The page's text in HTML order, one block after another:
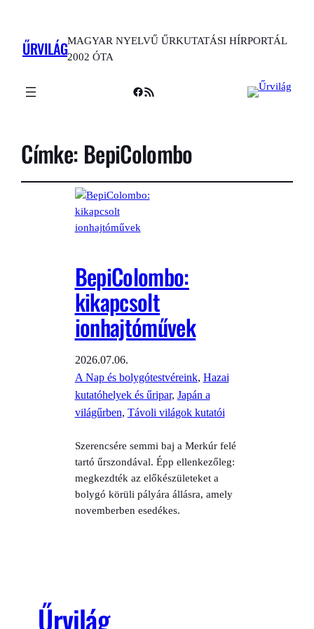
ŰRVILÁGMAGYAR NYELVŰ ŰRKUTATÁSI HÍRPORTÁL
2002 ÓTA
Facebook
RSS Feed
Címke: BepiColombo
BepiColombo:
kikapcsolt
ionhajtóművek
2026.07.06.
A Nap és bolygótestvéreink, Hazai
kutatóhelyek és űripar, Japán a
világűrben, Távoli világok kutatói
Szerencsére semmi baj a Merkúr felé
tartó űrszondával. Épp ellenkezőleg:
megkezdték az előkészületeket a
bolygó körüli pályára állásra, amely
novemberben esedékes.
Űrvilág